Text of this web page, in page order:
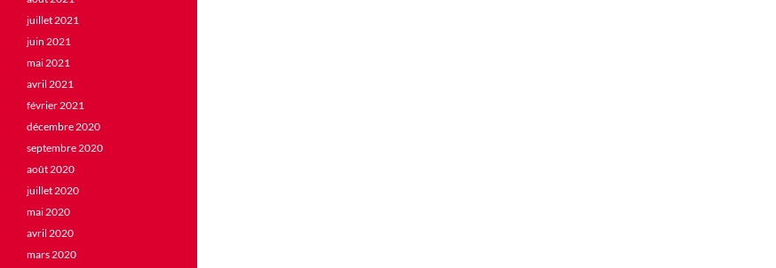
juillet 2021
juin 2021
mai 2021
avril 2021
février 2021
décembre 2020
septembre 2020
août 2020
juillet 2020
mai 2020
avril 2020
mars 2020